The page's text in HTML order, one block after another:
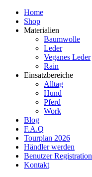
Home
Shop
Materialien
Baumwolle
Leder
Veganes Leder
Rain
Einsatzbereiche
Alltag
Hund
Pferd
Work
Blog
F.A.Q
Tourplan 2026
Händler werden
Benutzer Registration
Kontakt